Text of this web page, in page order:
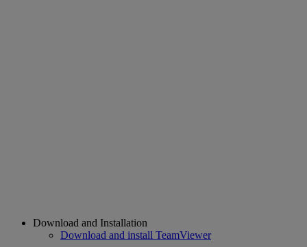
Download and Installation
Download and install TeamViewer